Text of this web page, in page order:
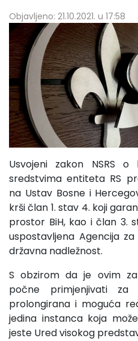
Objavljeno: 21.10.2021. u 17:58
Usvojeni zakon NSRS
sredstvima entiteta RS
na Ustav Bosne i
krši član 1. stav 4. koji
prostor BiH, kao i član 3.
uspostavljena Agencija
državna nadležnost.
S obzirom da je ovim
počne primjenjivati
prolongirana i moguća
jedina instanca koja
jeste Ured visokog